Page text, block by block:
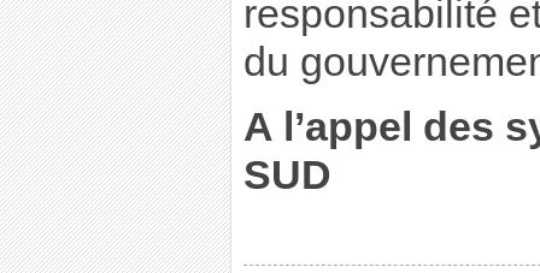
responsabilité
du
A l’appel des
SUD